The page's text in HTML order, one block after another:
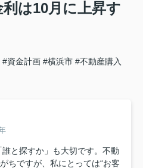
は10月に上昇す
#資金計画 #横浜市 #不動産購入
と探すか」も大切です。不動
ちですが、私にとっては“お客